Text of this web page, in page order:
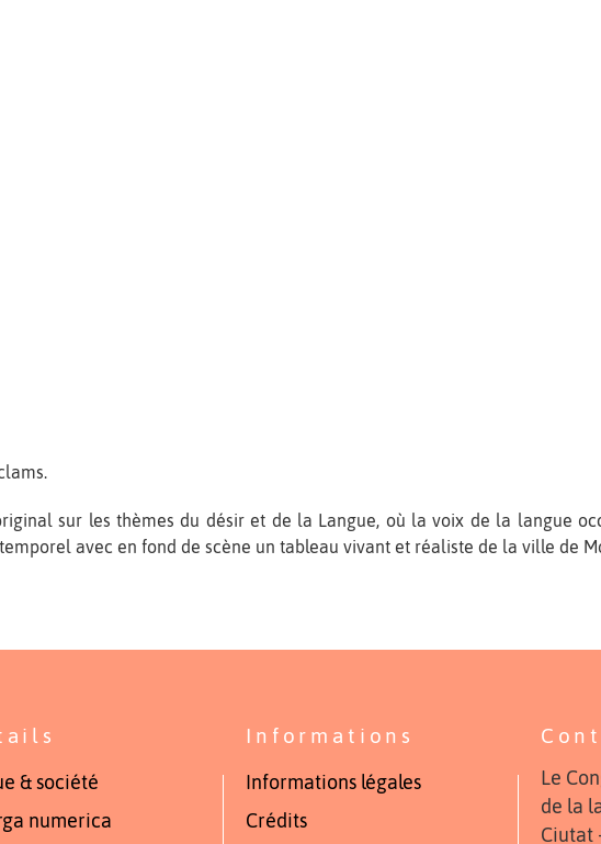
sur les thèmes du désir et de la Langue, où la voix de la langue
avec en fond de scène un tableau vivant et réaliste de la ville de
& société
numerica
Informations
Informations légales
Crédits
Le
de la
Ciutat